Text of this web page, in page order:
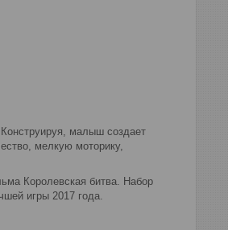
малыш создает
мелкую моторику,
Королевская битва. Набор
игры 2017 года.